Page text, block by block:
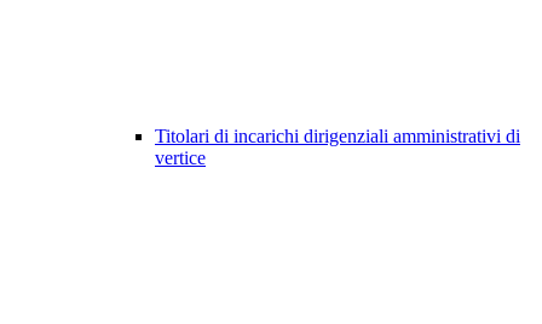
Titolari di incarichi dirigenziali amministrativi di
vertice